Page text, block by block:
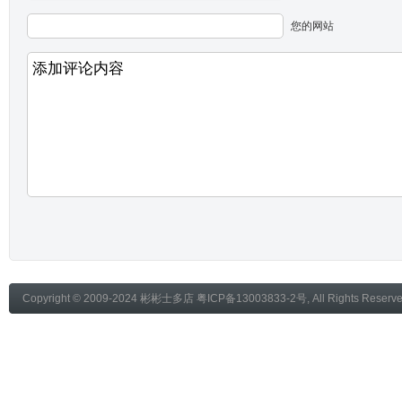
您的网站
Copyright © 2009-2024 彬彬士多店 粤ICP备13003833-2号, All Rights